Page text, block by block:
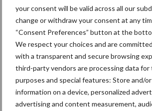
your consent will be valid across all our
change or withdraw your consent at any
“Consent Preferences” button at the
We respect your choices and are
with a transparent and secure browsing
third-party vendors are processing data
purposes and special features: Store and/
information on a device, personalized
advertising and content measurement,
Sidebar
7 aug
Grondstoffenmarkt
droogte en
handel in de greep
7 aug
De speenhuid: een
onderschatte
mastitis